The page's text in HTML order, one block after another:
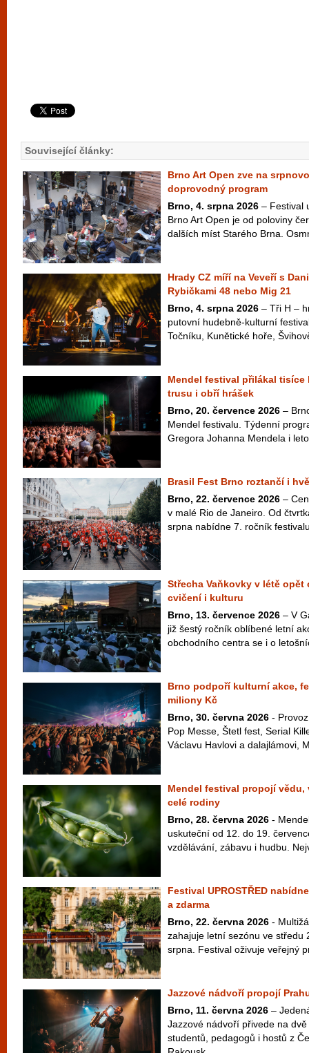
Související články:
Brno Art Open zve na
doprovodný program
Brno, 4. srpna 2026 – Festival
Brno Art Open je od poloviny
dalších míst Starého Brna.
Hrady CZ míří na Veveří s
Rybičkami 48 nebo Mig 21
Brno, 4. srpna 2026 – Tři H –
putovní hudebně-kulturní
Točníku, Kunětické hoře,
Mendel festival přilákal tisíce
trusu i obří hrášek
Brno, 20. července 2026 –
Mendel festivalu. Týdenní
Gregora Johanna Mendela i
Brasil Fest Brno roztančí i
Brno, 22. července 2026 –
v malé Rio de Janeiro. Od
srpna nabídne 7. ročník
Střecha Vaňkovky v létě opět
cvičení i kulturu
Brno, 13. července 2026 – V
již šestý ročník oblíbené letní
obchodního centra se i o
Brno podpoří kulturní akce,
miliony Kč
Brno, 30. června 2026 -
Pop Messe, Štetl fest, Serial
Václavu Havlovi a dalajlámovi,
Mendel festival propojí vědu,
celé rodiny
Brno, 28. června 2026 -
uskuteční od 12. do 19.
vzdělávání, zábavu i hudbu.
Festival UPROSTŘED
a zdarma
Brno, 22. června 2026 -
zahajuje letní sezónu ve středu
srpna. Festival oživuje veřejný
Jazzové nádvoří propojí
Brno, 11. června 2026 –
Jazzové nádvoří přivede na
studentů, pedagogů i hostů z